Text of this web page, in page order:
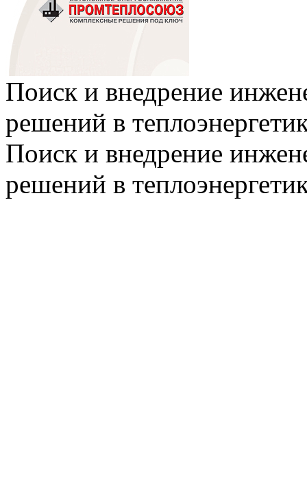
Поиск и внедрение
решений в
Поиск и внедрение
решений в